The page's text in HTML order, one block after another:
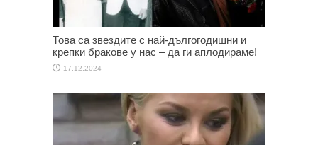
Това са звездите с най-дългогодишни и
крепки бракове у нас – да ги аплодираме!
17.12.2024